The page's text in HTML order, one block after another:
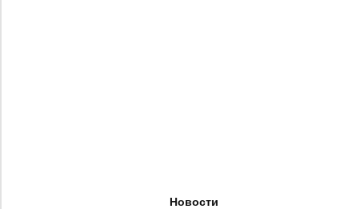
Новости